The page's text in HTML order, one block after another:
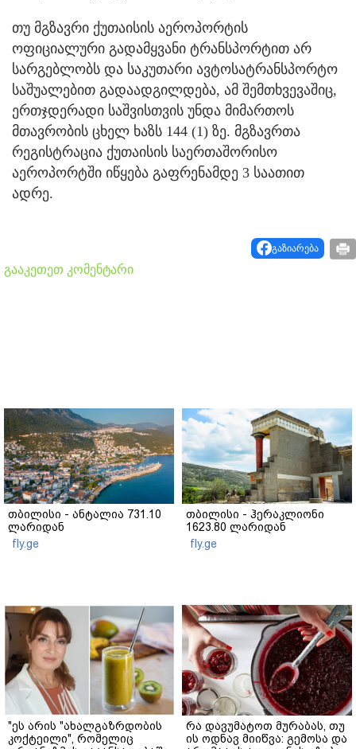
თუ მგზავრი ქუთაისის აეროპორტის
ოფიციალური გადამყვანი ტრანსპორტით არ
სარგებლობს და საკუთარი ავტოსატრანსპორტო
საშუალებით გადაადგილდება, ამ შემთხვევაშიც,
ერთჯდერადი საშვისთვის უნდა მიმართოს
მთავრობის ცხელ ხაზს 144 (1) ზე. მგზავრთა
რეგისტრაცია ქუთაისის საერთაშორისო
აეროპორტში იწყება გაფრენამდე 3 საათით
ადრე.
გაზიარება
გააკეთეთ კომენტარი
თბილისი - ანტალია 731.10
ლარიდან
fly.ge
თბილისი - ჰერაკლიონი
1623.80 ლარიდან
fly.ge
"ეს არის "ახალგაზრდობის
კოქტეილი", რომელიც
რა დავუმატოთ მურაბას, თუ
ის ოდნავ მიიწვა: გემოსა და